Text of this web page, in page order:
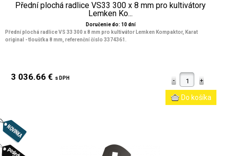
Přední plochá radlice VS33 300 x 8 mm pro kultivátory
Lemken Ko...
Doručenie do: 10 dní
Přední plochá radlice VS 33 300 x 8 mm pro kultivátor Lemken Kompaktor, Karat
original - tloušťka 8 mm, referenční číslo 3374361.
3 036.66 € s DPH